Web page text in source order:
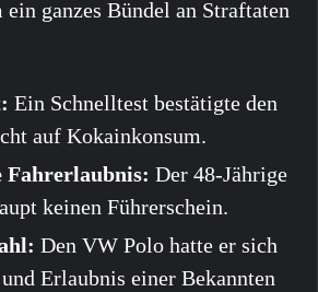
ganzes Bündel an Straftaten
Ein Schnelltest bestätigte den
auf Kokainkonsum.
Fahrerlaubnis: Der 48-Jährige
keinen Führerschein.
Den VW Polo hatte er sich
Erlaubnis einer Bekannten